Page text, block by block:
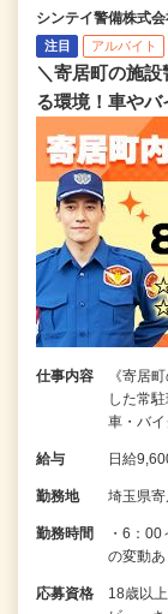
シンテイ警備株式
注目 アルバイト
＼寄居町の施
る環境！車やバ
仕事内容
《寄居
した常
車・バ
給与 日給
勤務地 埼玉県
勤務時間
・6：
の変動あ
応募資格
18歳以